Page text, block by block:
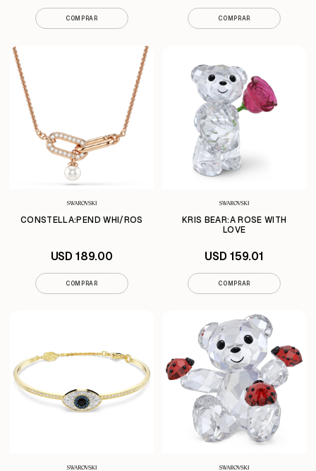
COMPRAR COMPRAR
CONSTELLA:PEND WHI/ROS
USD 189.00
COMPRAR
KRIS BEAR:A ROSE WITH
LOVE
USD 159.01
COMPRAR